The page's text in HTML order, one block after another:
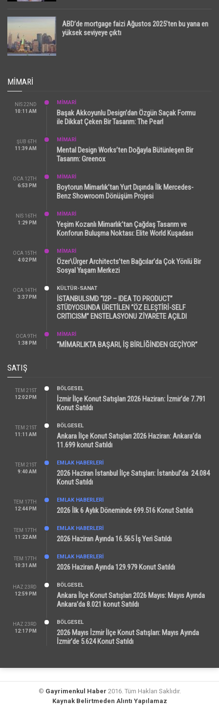
ABD’de mortgage faizi Ağustos 2025’ten bu yana en
yüksek seviyeye çıktı
MIMARI
NIS 22ND
10:11 AM
MİMARİ
Başak Akkoyunlu Design’dan Özgün Saçak Formu
ile Dikkat Çeken Bir Tasarım: The Pearl
ŞUB 6TH
11:39 AM
MİMARİ
Mental Design Works’ten Doğayla Bütünleşen Bir
Tasarım: Greenox
OCA 12TH
6:53 PM
MİMARİ
Boytorun Mimarlık’tan Yurt Dışında İlk Mercedes-
Benz Showroom Dönüşüm Projesi
NIS 16TH
1:29 PM
MİMARİ
Yeşim Kozanlı Mimarlık’tan Çağdaş Tasarım ve
Konforun Buluşma Noktası: Elite World Kuşadası
OCA 15TH
4:02 PM
MİMARİ
Özer\Ürger Architects’ten Bağcılar’da Çok Yönlü Bir
Sosyal Yaşam Merkezi
OCA 14TH
3:37 PM
KÜLTÜR-SANAT
İSTANBULSMD “I2P – IDEA TO PRODUCT”
STÜDYOSUNDA ÜRETİLEN “ÖZ ELEŞTİRİ-SELF
CRITICISM” ENSTELASYONU ZİYARETE AÇILDI
OCA 9TH
1:38 PM
MİMARİ
“MİMARLIKTA BAŞARI, İŞ BİRLİĞİNDEN GEÇİYOR”
SATIŞ
TEM 21ST
12:02 PM
BÖLGESEL
İzmir İlçe Konut Satışları 2026 Haziran: İzmir’de 7.791
Konut Satıldı
TEM 21ST
11:11 AM
BÖLGESEL
Ankara İlçe Konut Satışları 2026 Haziran: Ankara’da
11.699 konut Satıldı
TEM 21ST
9:40 AM
EMLAK HABERLERI
2026 Haziran İstanbul İlçe Satışları: İstanbul’da 24.084
Konut Satıldı
TEM 17TH
12:44 PM
EMLAK HABERLERI
2026 İlk 6 Aylık Döneminde 699.516 Konut Satıldı
TEM 17TH
11:22 AM
EMLAK HABERLERI
2026 Haziran Ayında 16.565 İş Yeri Satıldı
TEM 17TH
10:31 AM
EMLAK HABERLERI
2026 Haziran Ayında 129.979 Konut Satıldı
HAZ 23RD
12:59 PM
BÖLGESEL
Ankara İlçe Konut Satışları 2026 Mayıs: Mayıs Ayında
Ankara’da 8.021 konut Satıldı
HAZ 23RD
12:17 PM
BÖLGESEL
2026 Mayıs İzmir İlçe Konut Satışları: Mayıs Ayında
İzmir’de 5.624 Konut Satıldı
© Gayrimenkul Haber 2016. Tüm Hakları Saklıdır.
Kaynak Belirtmeden Alıntı Yapılamaz